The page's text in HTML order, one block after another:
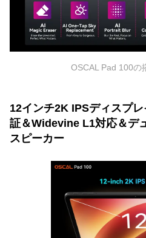
OSCAL Pad 100の
12インチ2K IPSディスプ
証＆Widevine L1対応＆デ
スピーカー